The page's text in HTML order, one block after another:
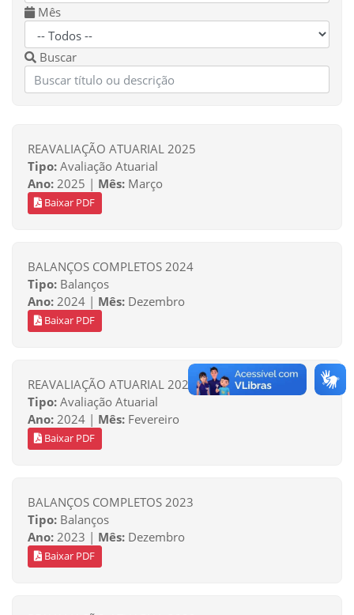
Mês
Buscar
REAVALIAÇÃO ATUARIAL 2025
Tipo:Avaliação Atuarial
Ano:2025 | Mês:Março
Baixar PDF
BALANÇOS COMPLETOS 2024
Tipo:Balanços
Ano:2024 | Mês:Dezembro
Baixar PDF
REAVALIAÇÃO ATUARIAL 2024
Tipo:Avaliação Atuarial
Ano:2024 | Mês:Fevereiro
Baixar PDF
BALANÇOS COMPLETOS 2023
Tipo:Balanços
Ano:2023 | Mês:Dezembro
Baixar PDF